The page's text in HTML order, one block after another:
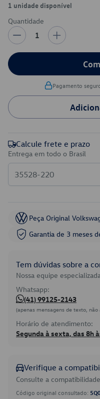
1 unidade disponível
Quantidade
1
Pagamento
Calcule frete e prazo
Entrega em todo o Brasil
Peça Original
Garantia de 3 meses
Tem dúvidas sobre a
Nossa equipe
Whatsapp:
(41) 99125-2143
(apenas mensagens de texto,
Horário de atendimento:
Segunda à sexta, das 8h
Verifique a
Consulte a
Código original consultado: